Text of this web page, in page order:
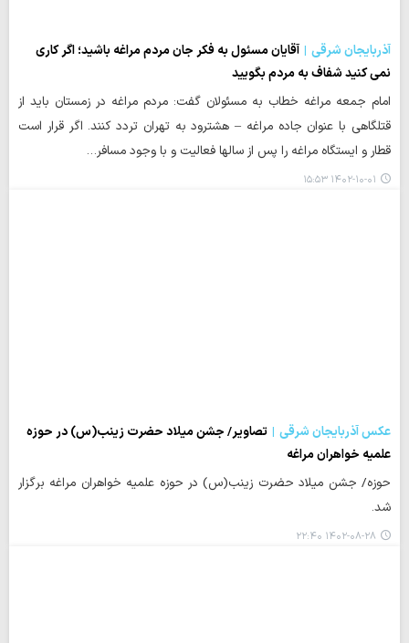
آذربایجان شرقی
آقایان مسئول به فکر جان مردم مراغه باشید؛ اگر کاری
نمی کنید شفاف به مردم بگویید
امام جمعه مراغه خطاب به مسئولان گفت: مردم مراغه در زمستان باید از
قتلگاهی با عنوان جاده مراغه – هشترود به تهران تردد کنند. اگر قرار است
قطار و ایستگاه مراغه را پس از سالها فعالیت و با وجود مسافر…
۱۴۰۲-۱۰-۰۱ ۱۵:۵۳
عکس آذربایجان شرقی
تصاویر/ جشن میلاد حضرت زینب(س) در حوزه
علمیه خواهران مراغه
حوزه/ جشن میلاد حضرت زینب(س) در حوزه علمیه خواهران مراغه برگزار
شد.
۱۴۰۲-۰۸-۲۸ ۲۲:۴۰